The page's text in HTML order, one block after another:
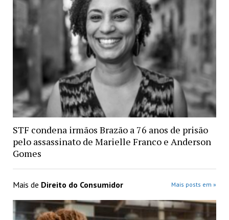
STF condena irmãos Brazão a 76 anos de prisão
pelo assassinato de Marielle Franco e Anderson
Gomes
Mais de Direito do Consumidor Mais posts em »